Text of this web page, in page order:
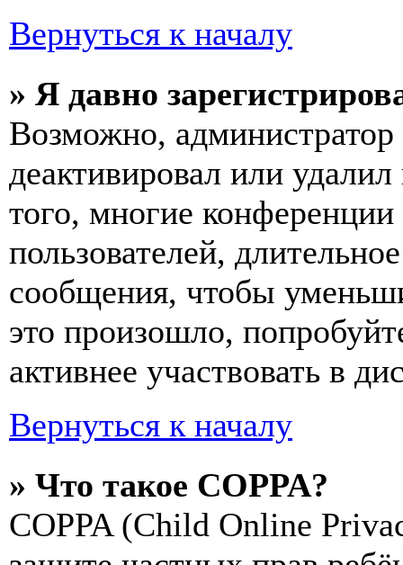
Вернуться к началу
» Я давно
Возможно,
деактивировал или
того, многие
пользователей,
сообщения, чтобы
это произошло,
активнее участвовать в
Вернуться к началу
» Что такое COPPA?
COPPA (Child Online